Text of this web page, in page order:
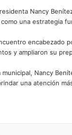
Nancy
una estrategia
encabezado
y ampliaron su
Nancy
una atención